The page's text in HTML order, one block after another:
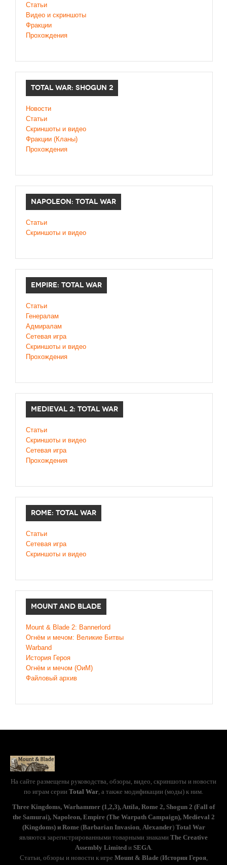
Статьи
Видео и скриншоты
Фракции
Прохождения
TOTAL WAR: SHOGUN 2
Новости
Статьи
Cкриншоты и видео
Фракции (Кланы)
Прохождения
NAPOLEON: TOTAL WAR
Статьи
Скриншоты и видео
EMPIRE: TOTAL WAR
Статьи
Генералам
Адмиралам
Сетевая игра
Скриншоты и видео
Прохождения
MEDIEVAL 2: TOTAL WAR
Статьи
Скриншоты и видео
Сетевая игра
Прохождения
ROME: TOTAL WAR
Статьи
Сетевая игра
Скриншоты и видео
MOUNT AND BLADE
Mount & Blade 2: Bannerlord
Огнём и мечом: Великие Битвы
Warband
История Героя
Огнём и мечом (ОиМ)
Файловый архив
На сайте размещены руководства, обзоры, видео, скриншоты и новости
по играм серии Total War , а также модификации (моды) к ним.
Three Kingdoms, Warhammer (1,2,3), Attila, Rome 2, Shogun 2 (Fall of
the Samurai), Napoleon, Empire (The Warpath Campaign), Medieval 2
(Kingdoms) и Rome (Barbarian Invasion, Alexander)Total War
являются зарегистрированными товарными знаками The Creative
Assembly Limitedи SEGA.
Статьи, обзоры и новости к игре Mount & Blade(История Героя,